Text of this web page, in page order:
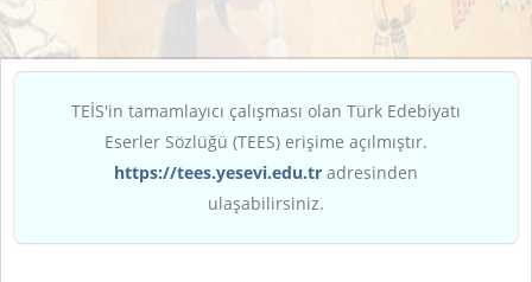
TEİS'in tamamlayıcı çalışması olan Türk Edebiyatı
Eserler Sözlüğü (TEES) erişime açılmıştır.
https://tees.yesevi.edu.tr adresinden
ulaşabilirsiniz.